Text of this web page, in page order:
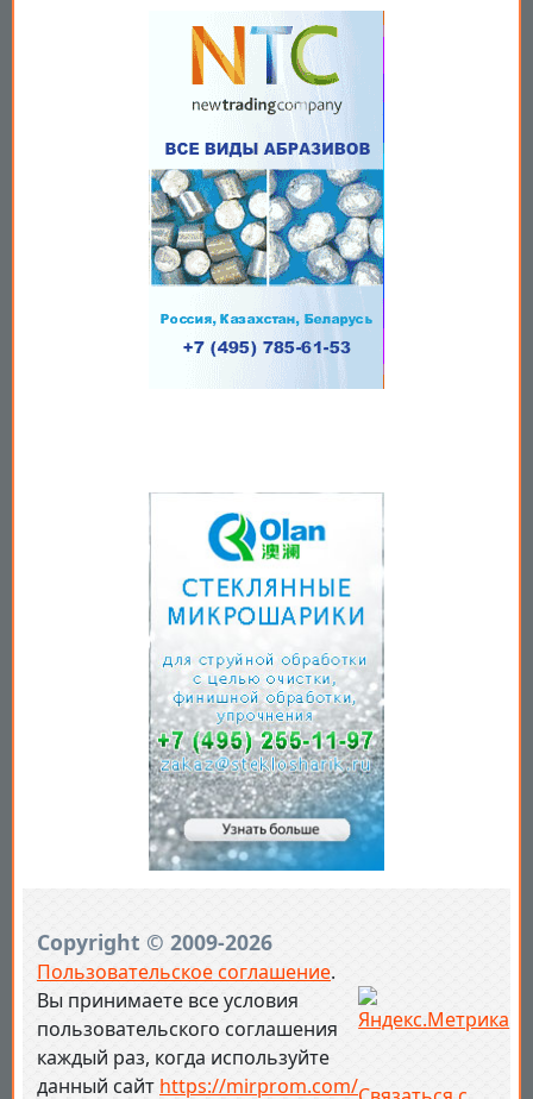
Copyright © 2009-2026
Пользовательское соглашение.
Вы принимаете все условия
пользовательского соглашения
каждый раз, когда используйте
данный сайт https://mirprom.com/